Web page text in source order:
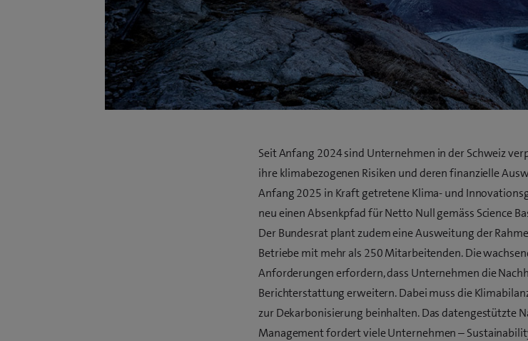
Seit Anfang 2024 sind Unternehmen in der Schweiz
ihre klimabezogenen Risiken und deren finanzielle
Anfang 2025 in Kraft getretene Klima- und
neu einen Absenkpfad für Netto Null gemäss Science
Der Bundesrat plant zudem eine Ausweitung der
Betriebe mit mehr als 250 Mitarbeitenden. Die
Anforderungen erfordern, dass Unternehmen die
Berichterstattung erweitern. Dabei muss die
zur Dekarbonisierung beinhalten. Das datengestützte
Management fordert viele Unternehmen –